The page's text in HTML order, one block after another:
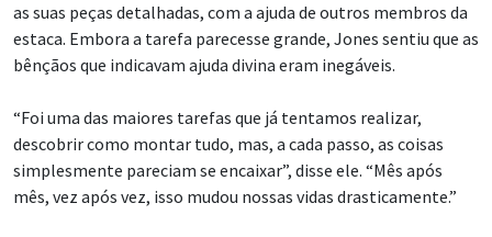
as suas peças detalhadas, com a ajuda de outros membros da
estaca. Embora a tarefa parecesse grande, Jones sentiu que as
bênçãos que indicavam ajuda divina eram inegáveis.
“Foi uma das maiores tarefas que já tentamos realizar,
descobrir como montar tudo, mas, a cada passo, as coisas
simplesmente pareciam se encaixar”, disse ele. “Mês após
mês, vez após vez, isso mudou nossas vidas drasticamente.”